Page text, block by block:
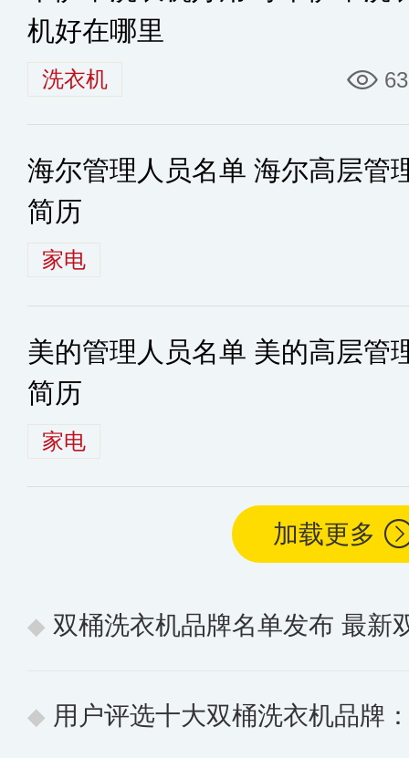
机好在哪里
洗衣机
海尔管理人员名单 海尔高层管
简历
家电
美的管理人员名单 美的高层管
简历
家电
加载更多
双桶洗衣机品牌名单发布 最新
用户评选十大双桶洗衣机品牌：聚